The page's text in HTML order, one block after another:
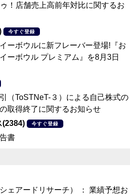
！店舗売上高前年対比に関するお
今すぐ登録
ーボウルに新フレーバー登場!『お
ーボウル プレミアム』を8月3日
（ToSTNeT-３）による自己株式の
取得終了に関するお知らせ
(2384)
今すぐ登録
書
ェアードリサーチ） ： 業績予想お